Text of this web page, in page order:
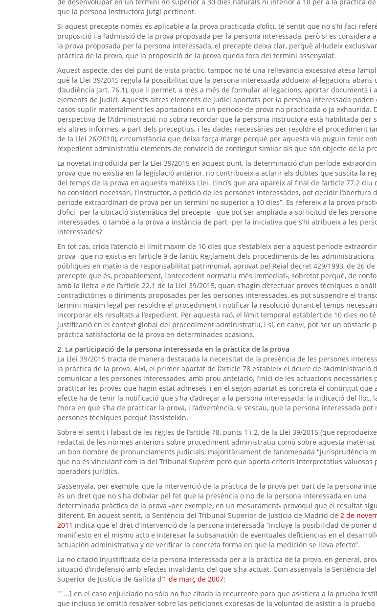
que la persona instructora jutgi pertinent.
Si aquest precepte només és aplicable a la prova practicada d’ofici, té sentit que no s’hi faci
proposició i a l’admissió de la prova proposada per la persona interessada, però si es considera
la prova proposada per la persona interessada, el precepte deixa clar, perquè al·ludeix
pràctica de la prova, que la proposició de la prova queda fora del termini assenyalat.
Aquest aspecte, des del punt de vista pràctic, tampoc no té una rellevància excessiva atesa
què la Llei 39/2015 regula la possibilitat que la persona interessada addueixi al·legacions abans
d’audiència (art. 76.1), que li permet, a més a més de formular al·legacions, aportar documents i
elements de judici. Aquests altres elements de judici aportats per la persona interessada poden
casos suplir materialment les aportacions en un període de prova no practicada o ja exhaurida.
perspectiva de l’Administració, no sobra recordar que la persona instructora està habilitada per
els altres informes, a part dels preceptius, i les dades necessàries per resoldre el procediment
de la Llei 26/2010), circumstància que deixa força marge perquè per aquesta via puguin tenir
l’expedient administratiu elements de convicció de contingut similar als que són objecte de la
La novetat introduïda per la Llei 39/2015 en aquest punt, la determinació d’un període
prova que no existia en la legislació anterior, no contribueix a aclarir els dubtes que suscita la
del temps de la prova en aquesta mateixa Llei. L’incís que ara apareix al final de l’article 77.2 diu
ho consideri necessari, l’instructor, a petició de les persones interessades, pot decidir l’obertura
període extraordinari de prova per un termini no superior a 10 dies”. Es refereix a la prova
d’ofici -per la ubicació sistemàtica del precepte-, que pot ser ampliada a sol·licitud de les
interessades, o també a la prova a instància de part -per la iniciativa que s’hi atribueix a les
interessades?
En tot cas, crida l’atenció el límit màxim de 10 dies que s’estableix per a aquest període
prova -que no existia en l’article 9 de l’antic Reglament dels procediments de les administracions
públiques en matèria de responsabilitat patrimonial, aprovat pel Reial decret 429/1993, de 26 de
precepte que és, probablement, l'antecedent normatiu més immediat-, sobretot perquè, de
amb la lletra ede l’article 22.1 de la Llei 39/2015, quan s’hagin d’efectuar proves tècniques o
contradictòries o diriments proposades per les persones interessades, es pot suspendre el
termini màxim legal per resoldre el procediment i notificar la resolució durant el temps
incorporar els resultats a l’expedient. Per aquesta raó, el límit temporal establert de 10 dies no
justificació en el context global del procediment administratiu, i sí, en canvi, pot ser un obstacle
pràctica satisfactòria de la prova en determinades ocasions.
2. La participació de la persona interessada en la pràctica de la prova
La Llei 39/2015 tracta de manera destacada la necessitat de la presència de les persones
la pràctica de la prova. Així, el primer apartat de l’article 78 estableix el deure de l’Administració
comunicar a les persones interessades, amb prou antelació, l’inici de les actuacions necessàries
practicar les proves que hagin estat admeses, i en el segon apartat es concreta el contingut que
efecte ha de tenir la notificació que s’ha d’adreçar a la persona interessada: la indicació del lloc,
l’hora en què s’ha de practicar la prova, i l’advertència, si s’escau, que la persona interessada pot
persones tècniques perquè l’assisteixin.
Sobre el sentit i l’abast de les regles de l’article 78, punts 1 i 2, de la Llei 39/2015 (que
redactat de les normes anteriors sobre procediment administratiu comú sobre aquesta
un bon nombre de pronunciaments judicials, majoritàriament de l’anomenada "jurisprudència
que no és vinculant com la del Tribunal Suprem però que aporta criteris interpretatius valuosos
operadors jurídics.
S’assenyala, per exemple, que la intervenció de la pràctica de la prova per part de la persona
és un dret que no s'ha d’obviar pel fet que la presència o no de la persona interessada en una
determinada pràctica de la prova -per exemple, en un mesurament- provoqui que el resultat
diferent. En aquest sentit, la Sentència del Tribunal Superior de Justícia de Madrid de 2 de
2011 indica que el dret d’intervenció de la persona interessada “incluye la posibilidad de poner
manifiesto en el mismo acto e interesar la subsanación de eventuales deficiencias en el
actuación administrativa y de verificar la concreta forma en que la medición se lleva efecto”.
La no citació injustificada de la persona interessada per a la pràctica de la prova, en general,
situació d’indefensió amb efectes invalidants del que s'ha actuat. Com assenyala la Sentència
Superior de Justícia de Galícia d’1 de març de 2007:
"`…] en el caso enjuiciado no sólo no fue citada la recurrente para que asistiera a la prueba
que incluso se omitió resolver sobre las peticiones expresas de la voluntad de asistir a la